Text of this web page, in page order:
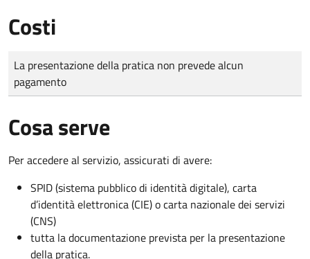
Costi
Tipo di pagamento
Importo
La presentazione della pratica non prevede alcun
pagamento
Cosa serve
Per accedere al servizio, assicurati di avere:
SPID (sistema pubblico di identità digitale), carta
d’identità elettronica (CIE) o carta nazionale dei servizi
(CNS)
tutta la documentazione prevista per la presentazione
della pratica.